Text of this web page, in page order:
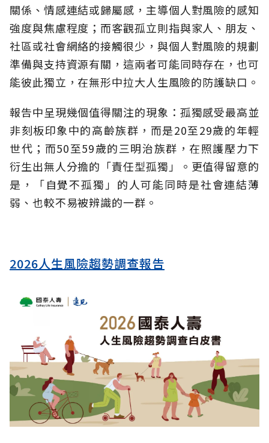
關係、情感連結或歸屬感，主導個人對風險的感知
強度與焦慮程度；而客觀孤立則指與家人、朋友、
社區或社會網絡的接觸很少，與個人對風險的規劃
準備與支持資源有關，這兩者可能同時存在，也可
能彼此獨立，在無形中拉大人生風險的防護缺口。
報告中呈現幾個值得關注的現象：孤獨感受最高並
非刻板印象中的高齡族群，而是20至29歲的年輕
世代；而50至59歲的三明治族群，在照護壓力下
衍生出無人分擔的「責任型孤獨」。更值得留意的
是，「自覺不孤獨」的人可能同時是社會連結薄
弱、也較不易被辨識的一群。
2026人生風險趨勢調查報告